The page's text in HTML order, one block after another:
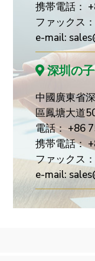
携帯電話：
ファックス
e-mail:
深圳の
中國廣東省
區鳳塘大道
電話： +86
携帯電話：
ファックス
e-mail: